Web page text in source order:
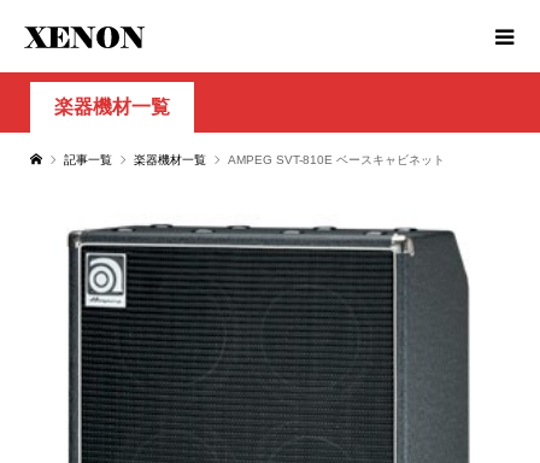
楽器機材一覧
記事一覧 楽器機材一覧 AMPEG SVT-810E ベースキャビネット